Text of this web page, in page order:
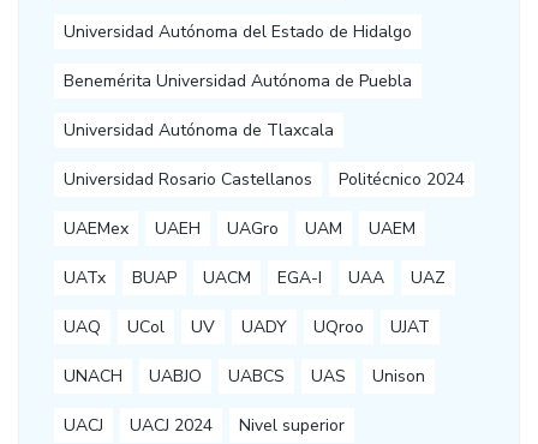
Universidad Autónoma del Estado de Hidalgo
Benemérita Universidad Autónoma de Puebla
Universidad Autónoma de Tlaxcala
Universidad Rosario Castellanos Politécnico 2024
UAEMex UAEH UAGro UAM UAEM
UATx BUAP UACM EGA-I UAA UAZ
UAQ UCol UV UADY UQroo UJAT
UNACH UABJO UABCS UAS Unison
UACJ UACJ 2024 Nivel superior